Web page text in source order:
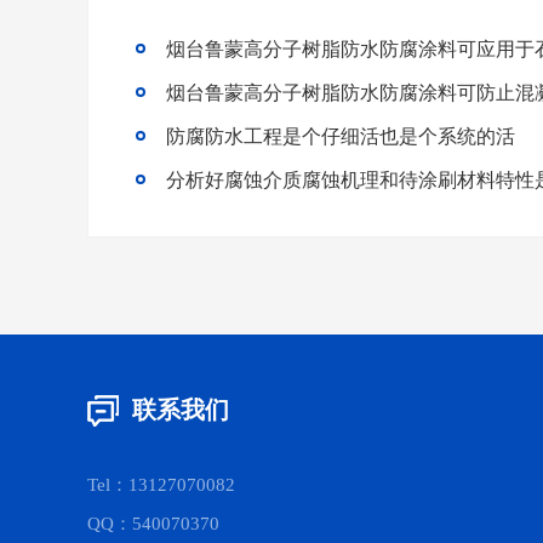
烟台鲁蒙高分子树脂防水防腐涂料可应用于
烟台鲁蒙高分子树脂防水防腐涂料可防止混
防腐防水工程是个仔细活也是个系统的活
联系我们
Tel：13127070082
QQ：540070370